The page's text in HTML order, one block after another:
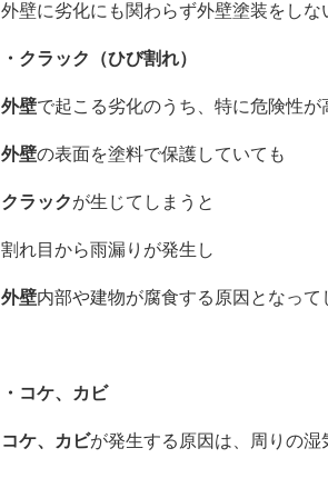
外壁に劣化にも関わらず外壁塗装をし
・クラック（ひび割れ）
外壁で起こる劣化のうち、特に危険性が
外壁の表面を塗料で保護していても
クラックが生じてしまうと
割れ目から雨漏りが発生し
外壁内部や建物が腐食する原因となって
・コケ、カビ
コケ、カビが発生する原因は、周りの湿